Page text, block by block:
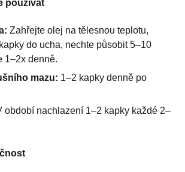
používat
Zahřejte olej na tělesnou teplotu,
do ucha, nechte působit 5–10
1–2x denně.
mazu: 1–2 kapky denně po
období nachlazení 1–2 kapky každé 2–